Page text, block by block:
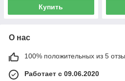
Купить
О нас
100% положительных из 5
Работает с 09.06.2020